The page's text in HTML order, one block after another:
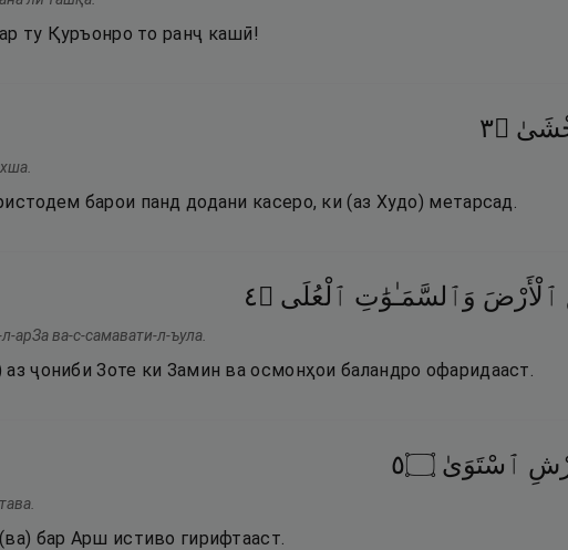
ту Қуръонро то ранҷ кашӣ!
۝٣
барои панд додани касеро, ки (аз Худо) метарсад.
ٱلْأَرْضَ وَٱلسَّمَـٰوَٰتِ ٱلْعُلَى ۝٤
арЗа ва-с-самавати-л-ъула.
ҷониби Зоте ки Замин ва осмонҳои баландро офаридааст.
ٱسْتَوَىٰ ۝٥
бар Арш истиво гирифтааст.